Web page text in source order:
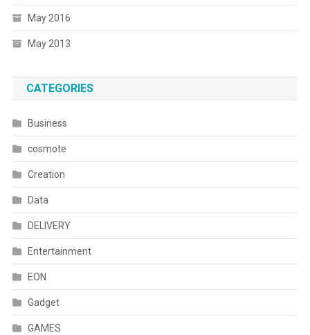
May 2016
May 2013
CATEGORIES
Business
cosmote
Creation
Data
DELIVERY
Entertainment
EON
Gadget
GAMES